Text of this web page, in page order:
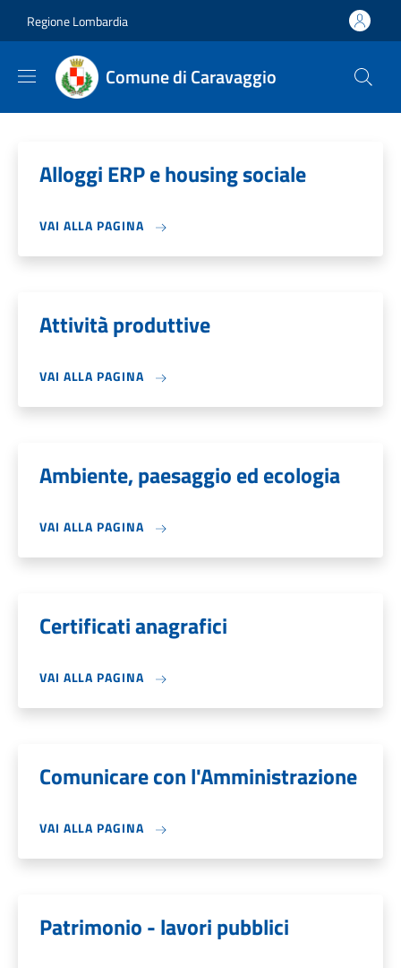
Regione Lombardia
Comune di Caravaggio
Alloggi ERP e housing sociale
VAI ALLA PAGINA
Attività produttive
VAI ALLA PAGINA
Ambiente, paesaggio ed ecologia
VAI ALLA PAGINA
Certificati anagrafici
VAI ALLA PAGINA
Comunicare con l'Amministrazione
VAI ALLA PAGINA
Patrimonio - lavori pubblici